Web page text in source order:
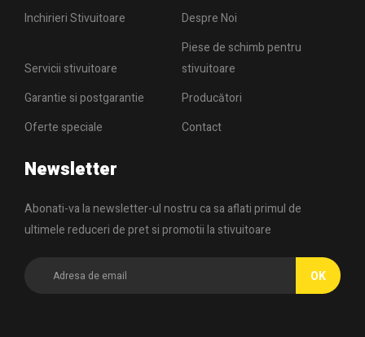
Inchirieri Stivuitoare
Despre Noi
Servicii stivuitoare
Piese de schimb pentru
stivuitoare
Garantie si postgarantie
Producători
Oferte speciale
Contact
Newsletter
Abonati-va la newsletter-ul nostru ca sa aflati primul de
ultimele reduceri de pret si promotii la stivuitoare
OK